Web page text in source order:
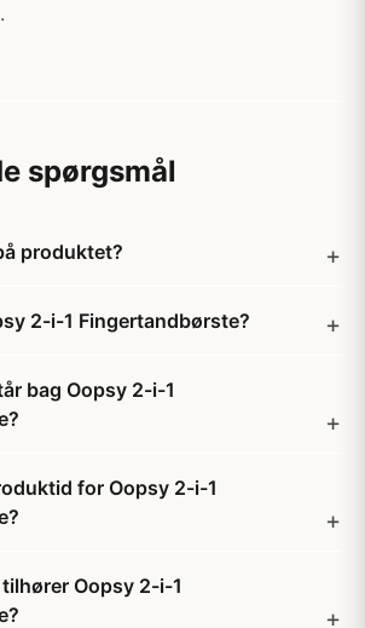
spørgsmål
produktet?
2-i-1 Fingertandbørste?
bag Oopsy 2-i-1
for Oopsy 2-i-1
Oopsy 2-i-1